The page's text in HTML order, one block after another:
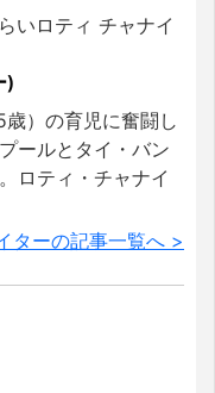
いロティ チャナイ
)
）の育児に奮闘し
ールとタイ・バン
ロティ・チャナイ
ターの記事一覧へ >